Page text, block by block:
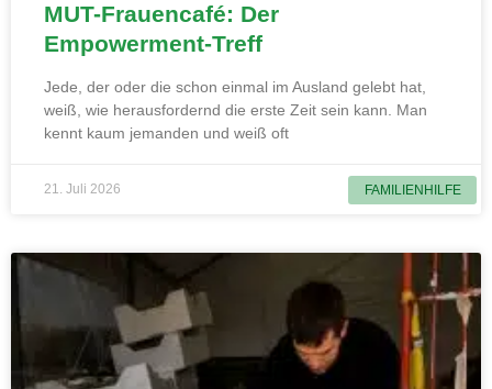
FAMILIENHILFE
MUT-Frauencafé: Der
Empowerment-Treff
Jede, der oder die schon einmal im Ausland gelebt hat,
weiß, wie herausfordernd die erste Zeit sein kann. Man
kennt kaum jemanden und weiß oft
21. Juli 2026